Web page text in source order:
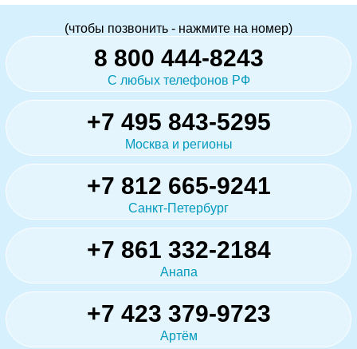
(чтобы позвонить - нажмите на номер)
8 800 444-8243
С любых телефонов РФ
+7 495 843-5295
Москва и регионы
+7 812 665-9241
Санкт-Петербург
+7 861 332-2184
Анапа
+7 423 379-9723
Артём